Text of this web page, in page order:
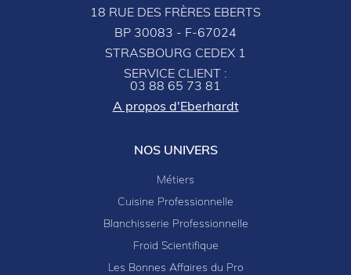
18 RUE DES FRÈRES EBERTS
BP 30083 - F-67024
STRASBOURG CEDEX 1
SERVICE CLIENT :
03 88 65 73 81
A propos d'Eberhardt
NOS UNIVERS
Métiers
Cuisine Professionnelle
Blanchisserie Professionnelle
Froid Scientifique
Les Bonnes Affaires du Pro